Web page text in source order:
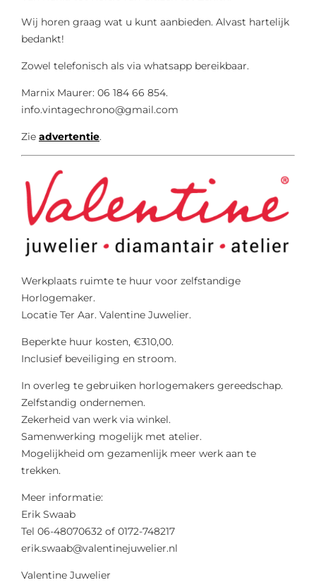
Wij horen graag wat u kunt aanbieden. Alvast hartelijk
bedankt!
Zowel telefonisch als via whatsapp bereikbaar.
Marnix Maurer: 06 184 66 854.
info.vintagechrono@gmail.com
Zie advertentie.
Werkplaats ruimte te huur voor zelfstandige
Horlogemaker.
Locatie Ter Aar. Valentine Juwelier.
Beperkte huur kosten, €310,00.
Inclusief beveiliging en stroom.
In overleg te gebruiken horlogemakers gereedschap.
Zelfstandig ondernemen.
Zekerheid van werk via winkel.
Samenwerking mogelijk met atelier.
Mogelijkheid om gezamenlijk meer werk aan te
trekken.
Meer informatie:
Erik Swaab
Tel 06-48070632 of 0172-748217
erik.swaab@valentinejuwelier.nl
Valentine Juwelier